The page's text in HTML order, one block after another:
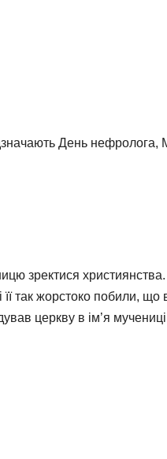
День нефролога,
зректися
її так жорстоко побили,
церкву в ім’я